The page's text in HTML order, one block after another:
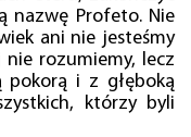
nazwę Profeto. Nie
ani nie jesteśmy
rozumiemy, lecz
pokorą i z głęboką
którzy byli